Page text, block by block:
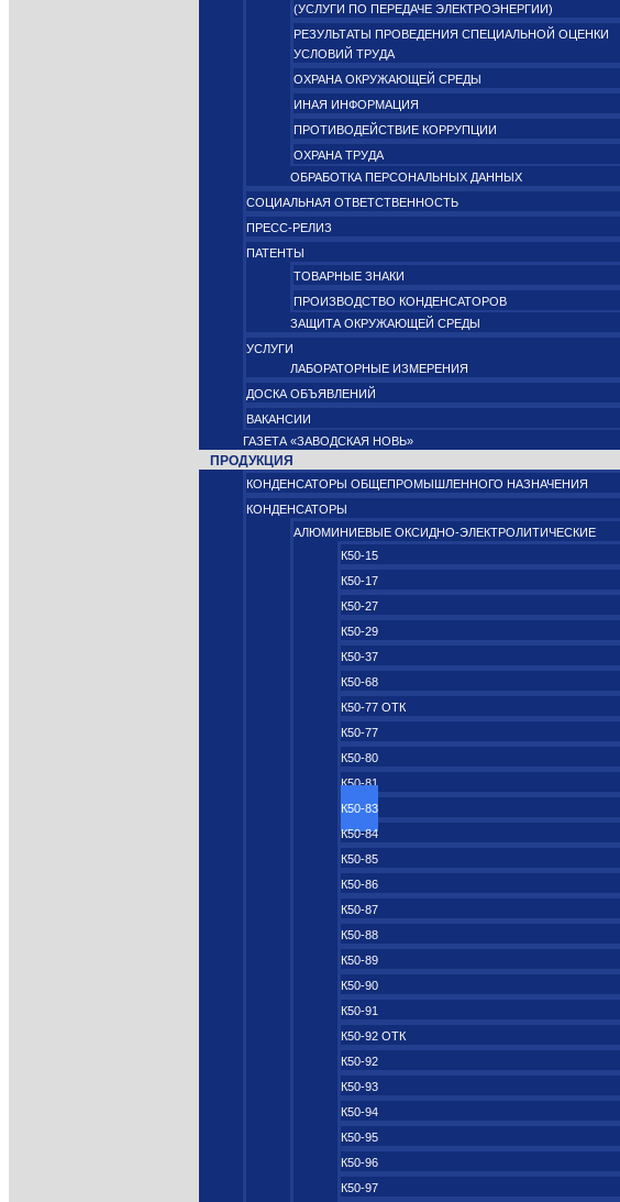
(УСЛУГИ ПО ПЕРЕДАЧЕ ЭЛЕКТРОЭНЕРГИИ)
РЕЗУЛЬТАТЫ ПРОВЕДЕНИЯ СПЕЦИАЛЬНОЙ ОЦЕНКИ
УСЛОВИЙ ТРУДА
ОХРАНА ОКРУЖАЮЩЕЙ СРЕДЫ
ИНАЯ ИНФОРМАЦИЯ
ПРОТИВОДЕЙСТВИЕ КОРРУПЦИИ
ОХРАНА ТРУДА
ОБРАБОТКА ПЕРСОНАЛЬНЫХ ДАННЫХ
СОЦИАЛЬНАЯ ОТВЕТСТВЕННОСТЬ
ПРЕСС-РЕЛИЗ
ПАТЕНТЫ
ТОВАРНЫЕ ЗНАКИ
ПРОИЗВОДСТВО КОНДЕНСАТОРОВ
ЗАЩИТА ОКРУЖАЮЩЕЙ СРЕДЫ
УСЛУГИ
ЛАБОРАТОРНЫЕ ИЗМЕРЕНИЯ
ДОСКА ОБЪЯВЛЕНИЙ
ВАКАНСИИ
ГАЗЕТА «ЗАВОДСКАЯ НОВЬ»
ПРОДУКЦИЯ
КОНДЕНСАТОРЫ ОБЩЕПРОМЫШЛЕННОГО НАЗНАЧЕНИЯ
КОНДЕНСАТОРЫ
АЛЮМИНИЕВЫЕ ОКСИДНО‑ЭЛЕКТРОЛИТИЧЕСКИЕ
К50-15
К50-17
К50-27
К50-29
К50-37
К50-68
К50-77 ОТК
К50-77
К50-80
К50-81
К50-83
К50-84
К50-85
К50-86
К50-87
К50-88
К50-89
К50-90
К50-91
К50-92 ОТК
К50-92
К50-93
К50-94
К50-95
К50-96
К50-97